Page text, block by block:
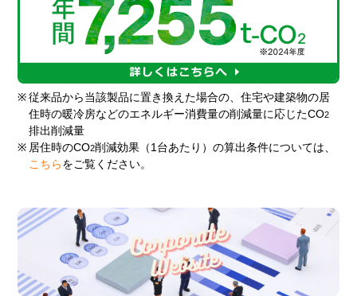
※ 従来品から当該製品に置き換えた場合の、住宅や建築物の居
住時の暖冷房などのエネルギー消費量の削減量に応じたCO2
排出削減量
※ 居住時のCO2削減効果（1台あたり）の算出条件については、
こちら をご覧ください。